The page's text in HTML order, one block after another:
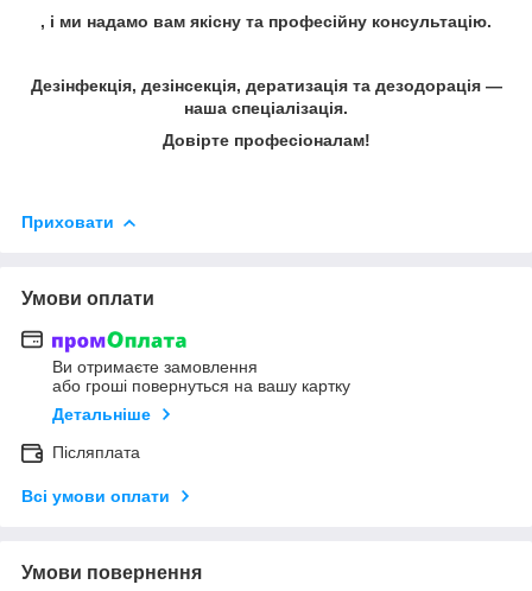
, і ми надамо вам якісну та професійну консультацію.
Дезінфекція, дезінсекція, дератизація та дезодорація —
наша спеціалізація.
Довірте професіоналам!
Приховати
Умови оплати
Ви отримаєте замовлення
або гроші повернуться на вашу картку
Детальніше
Післяплата
Всі умови оплати
Умови повернення